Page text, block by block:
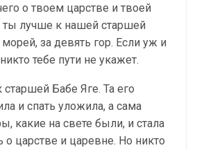
о твоем царстве и твоей
ты лучше к нашей старшей
за девять гор. Если уж и
тебе пути не укажет.
старшей Бабе Яге. Та его
и спать уложила, а сама
какие на свете были, и стала
о царстве и царевне. Но никто